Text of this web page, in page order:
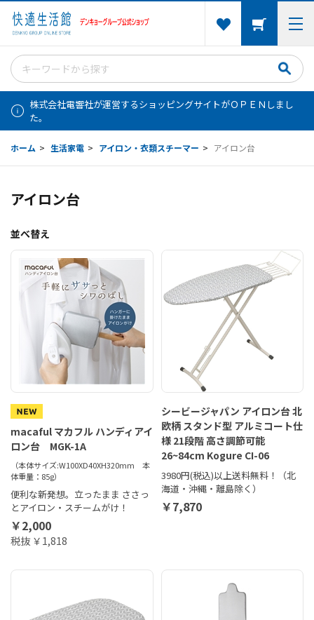
株式会社電響社が運営するショッピングサイトがＯＰＥＮしまし
た。
ホーム > 生活家電 > アイロン・衣類スチーマー > アイロン台
アイロン台
並べ替え
macaful マカフル ハンディアイ
ロン台 MGK-1A
（本体サイズ:W100XD40XH320mm 本
体重量：85g）
便利な新発想。立ったまま ささっ
とアイロン・スチームがけ！
￥2,000
税抜 ￥1,818
シービージャパン アイロン台 北
欧柄 スタンド型 アルミコート仕
様 21段階 高さ調節可能
26~84cm Kogure CI-06
3980円(税込)以上送料無料！（北
海道・沖縄・離島除く）
￥7,870